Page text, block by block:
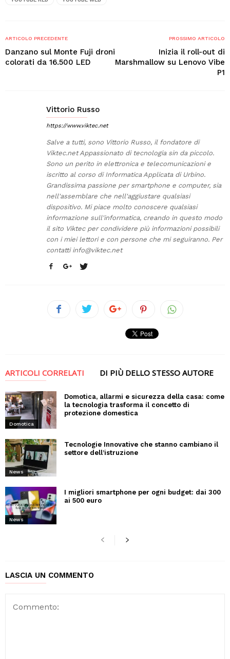
ARTICOLO PRECEDENTE
Danzano sul Monte Fuji droni
colorati da 16.500 LED
PROSSIMO ARTICOLO
Inizia il roll-out di
Marshmallow su Lenovo Vibe
P1
Vittorio Russo
https://www.viktec.net
Salve a tutti, sono Vittorio Russo, il fondatore di
Viktec.net Appassionato di tecnologia sin da piccolo.
Sono un perito in elettronica e telecomunicazioni e
iscritto al corso di Informatica Applicata di Urbino.
Grandissima passione per smartphone e computer, sia
nell'assemblare che nell'aggiustare qualsiasi
dispositivo. Mi piace molto conoscere qualsiasi
informazione sull'informatica, creando in questo modo
il sito Viktec per condividere più informazioni possibili
con i miei lettori e con persone che mi seguiranno. Per
contatti info@viktec.net
ARTICOLI CORRELATI DI PIÙ DELLO STESSO AUTORE
Domotica
Domotica, allarmi e sicurezza della casa: come
la tecnologia trasforma il concetto di
protezione domestica
News
Tecnologie Innovative che stanno cambiano il
settore dell’istruzione
News
I migliori smartphone per ogni budget: dai 300
ai 500 euro
LASCIA UN COMMENTO